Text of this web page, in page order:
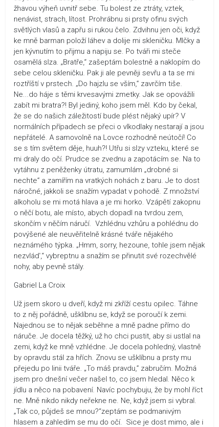
žhavou výheň uvnitř sebe. Tu bolest ze ztráty, vztek,
nenávist, strach, lítost. Prohrábnu si prsty ofinu svých
světlých vlasů a zapřu si rukou čelo. Zdvihnu jen oči, když
ke mně barman položí láhev a dolije mi skleničku. Mlčky a
jen kývnutím to přijmu a napiju se. Po tváři mi steče
osamělá slza. „Bratře,“ zašeptám bolestně a naklopím do
sebe celou skleničku. Pak ji ale pevněji sevřu a ta se mi
roztříští v prstech. „Do hajzlu se vším,“ zavrčím tiše.
Ne...do háje s těmi krvesavými zmetky. Jak se opovážili
zabít mi bratra?! Byl jediný, koho jsem měl. Kdo by čekal,
že se do našich záležitostí bude plést nějaký upír? V
normálních případech se přeci o vlkodlaky nestarají a jsou
nepřátelé. A samovolně na Lovce rozhodně neútočí! Co
se s tím světem děje, huuh?! Utřu si slzy vzteku, které se
mi draly do očí. Prudce se zvednu a zapotácím se. Na to
vytáhnu z peněženky útratu, zamumlám „drobné si
nechte“ a zamířím na vratkých nohách z baru. Je to dost
náročné, jakkoli se snažím vypadat v pohodě. Z množství
alkoholu se mi motá hlava a je mi horko. Vzápětí zakopnu
o něčí botu, ale místo, abych dopadl na tvrdou zem,
skončím v něčím náručí. Vzhlédnu vzhůru a pohlédnu do
povýšené ale neuvěřitelně krásné tváře nějakého
neznámého týpka. „Hmm, sorry, hezoune, tohle jsem nějak
nezvlád',“ vybreptnu a snažím se přinutit své rozechvělé
nohy, aby pevně stály.
Gabriel La Croix
Už jsem skoro u dveří, když mi zkříží cestu opilec. Táhne
to z něj pořádně, ušklíbnu se, když se poroučí k zemi.
Najednou se to nějak seběhne a mně padne přímo do
náruče. Je docela těžký, už ho chci pustit, aby si ustlal na
zemi, když ke mně vzhlédne. Je docela pohledný, vlastně
by opravdu stál za hřích. Znovu se ušklíbnu a prsty mu
přejedu po linii tváře. „To máš pravdu,“ zabručím. Možná
jsem pro dnešní večer našel to, co jsem hledal. Něco k
jídlu a něco na pobavení. Navíc pochybuju, že by mohl říct
ne. Mně nikdo nikdy neřekne ne. Ne, když jsem si vybral.
„Tak co, půjdeš se mnou?“zeptám se podmanivým
hlasem a zahledím se mu do očí. Sice je dost mimo, ale i